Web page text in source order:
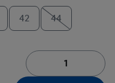
42 44